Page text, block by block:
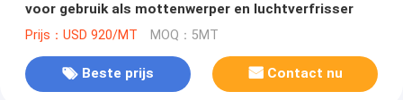
voor gebruik als mottenwerper en luchtverfrisser
Prijs：USD 920/MT MOQ：5MT
Beste prijs Contact nu